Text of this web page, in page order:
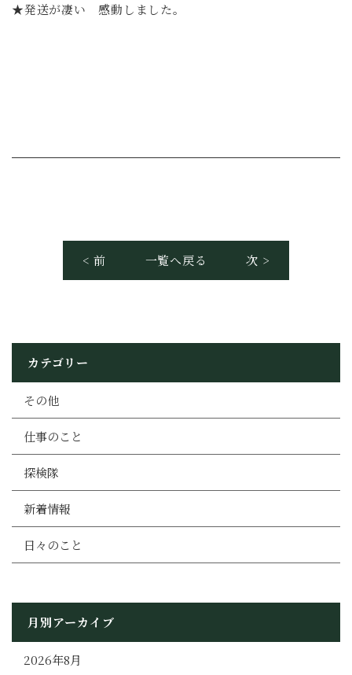
★発送が凄い 感動しました。
< 前 一覧へ戻る 次 >
カテゴリー
その他
仕事のこと
探検隊
新着情報
日々のこと
月別アーカイブ
2026年8月